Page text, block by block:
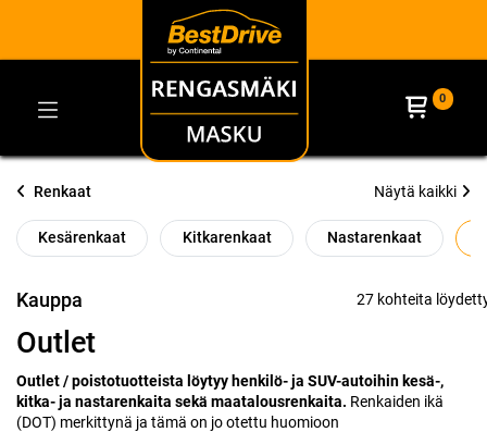
0
Renkaat Näytä kaikki
Kesärenkaat Kitkarenkaat Nastarenkaat
Kauppa 27 kohteita
Outlet
Outlet / poistotuotteista löytyy henkilö- ja SUV-autoihin kesä-,
kitka- ja nastarenkaita sekä maatalousrenkaita. Renkaiden ikä
(DOT) merkittynä ja tämä on jo otettu huomioon